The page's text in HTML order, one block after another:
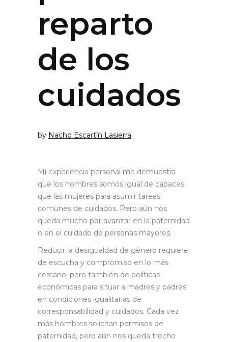
reparto
de los
cuidados
by Nacho Escartín Lasierra
Mi experiencia personal me demuestra
que los hombres somos igual de capaces
que las mujeres para asumir tareas
comunes de cuidados. Pero aún nos
queda mucho por avanzar en la paternidad
o en el cuidado de personas mayores.
Reducir la desigualdad de género requiere
de escucha y compromiso en lo más
cercano, pero también de políticas
económicas para situar a madres y padres
en condiciones igualitarias de
corresponsabilidad y cuidados. Cada vez
más hombres solicitan permisos de
paternidad, pero aún nos queda trecho